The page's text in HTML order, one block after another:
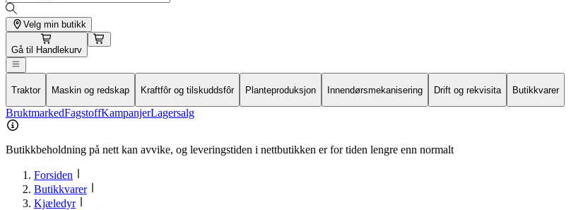
Velg min butikk
Gå til Handlekurv
Traktor Maskin og redskap Kraftfôr og tilskuddsfôr Planteproduksjon Innendørsmekanisering Drift og rekvisita Butikkvarer
BruktmarkedFagstoffKampanjerLagersalg
Butikkbeholdning på nett kan avvike, og leveringstiden i nettbutikken er for tiden lengre enn normalt
Forsiden
Butikkvarer
Kjæledyr